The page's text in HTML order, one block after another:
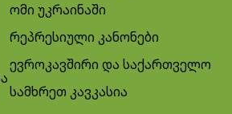
ომი უკრაინაში
რეპრესიული კანონები
ევროკავშირი და საქართველო
სამხრეთ კავკასია